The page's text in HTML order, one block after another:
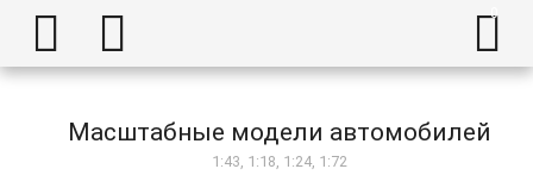
  
Масштабные модели автомобилей
1:43, 1:18, 1:24, 1:72